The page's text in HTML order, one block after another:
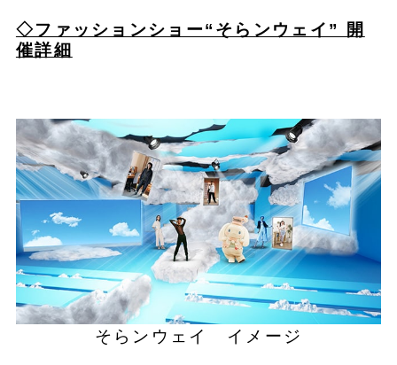
◇ファッションショー“そらンウェイ” 開
催詳細
そらンウェイ イメージ